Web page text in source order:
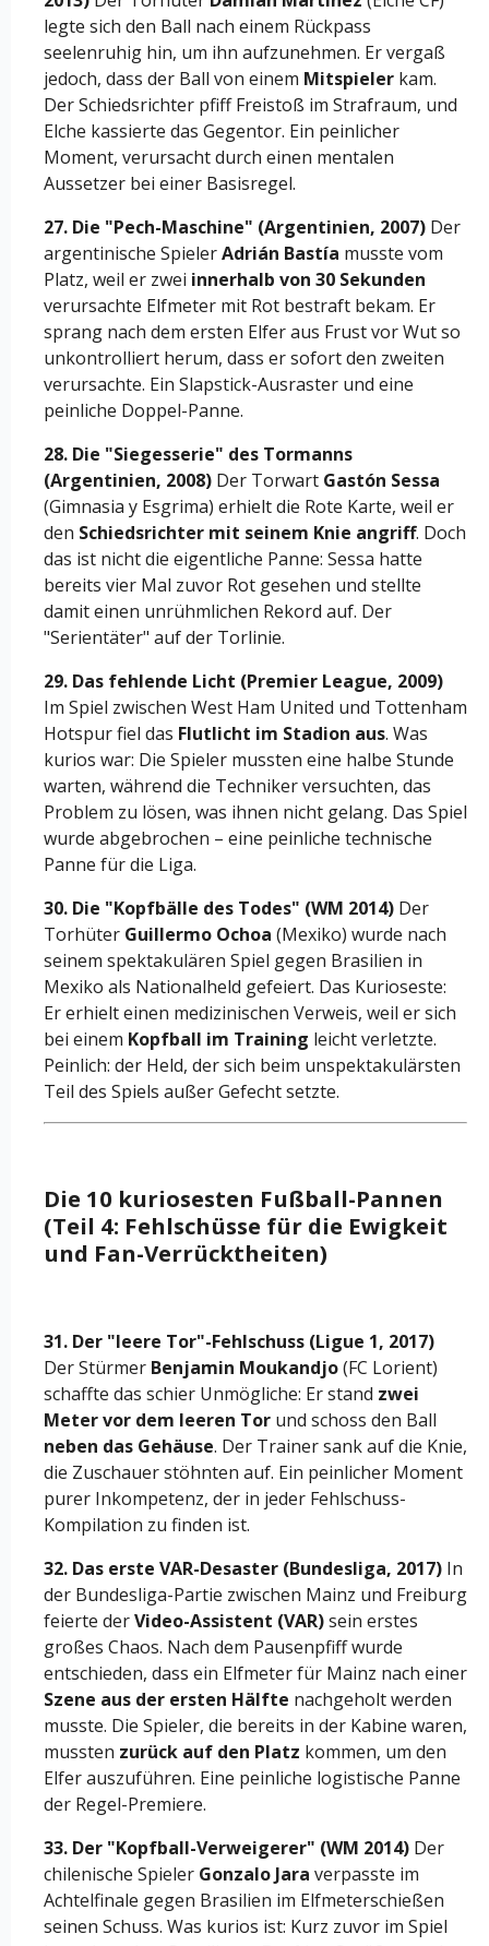
legte sich den Ball nach einem Rückpass
seelenruhig hin, um ihn aufzunehmen. Er vergaß
jedoch, dass der Ball von einem Mitspieler kam.
Der Schiedsrichter pfiff Freistoß im Strafraum, und
Elche kassierte das Gegentor. Ein peinlicher
Moment, verursacht durch einen mentalen
Aussetzer bei einer Basisregel.
27. Die "Pech-Maschine" (Argentinien, 2007) Der
argentinische SpielerAdrián Bastía musste vom
Platz, weil er zwei innerhalb von 30 Sekunden
verursachte Elfmeter mit Rot bestraft bekam. Er
sprang nach dem ersten Elfer aus Frust vor Wut so
unkontrolliert herum, dass er sofort den zweiten
verursachte. Ein Slapstick-Ausraster und eine
peinliche Doppel-Panne.
28. Die "Siegesserie" des Tormanns
(Argentinien, 2008) Der Torwart Gastón Sessa
(Gimnasia y Esgrima) erhielt die Rote Karte, weil er
den Schiedsrichter mit seinem Knie angriff. Doch
das ist nicht die eigentliche Panne: Sessa hatte
bereits vier Mal zuvor Rot gesehen und stellte
damit einen unrühmlichen Rekord auf. Der
"Serientäter" auf der Torlinie.
29. Das fehlende Licht (Premier League, 2009)
Im Spiel zwischen West Ham United und Tottenham
Hotspur fiel das Flutlicht im Stadion aus. Was
kurios war: Die Spieler mussten eine halbe Stunde
warten, während die Techniker versuchten, das
Problem zu lösen, was ihnen nicht gelang. Das Spiel
wurde abgebrochen – eine peinliche technische
Panne für die Liga.
30. Die "Kopfbälle des Todes" (WM 2014) Der
Torhüter Guillermo Ochoa (Mexiko) wurde nach
seinem spektakulären Spiel gegen Brasilien in
Mexiko als Nationalheld gefeiert. Das Kurioseste:
Er erhielt einen medizinischen Verweis, weil er sich
bei einem Kopfball im Training leicht verletzte.
Peinlich: der Held, der sich beim unspektakulärsten
Teil des Spiels außer Gefecht setzte.
Die 10 kuriosesten Fußball-Pannen
(Teil 4: Fehlschüsse für die Ewigkeit
und Fan-Verrücktheiten)
31. Der "leere Tor"-Fehlschuss (Ligue 1, 2017)
Der Stürmer Benjamin Moukandjo(FC Lorient)
schaffte das schier Unmögliche: Er stand zwei
Meter vor dem leeren Tor und schoss den Ball
neben das Gehäuse. Der Trainer sank auf die Knie,
die Zuschauer stöhnten auf. Ein peinlicher Moment
purer Inkompetenz, der in jeder Fehlschuss-
Kompilation zu finden ist.
32. Das erste VAR-Desaster (Bundesliga, 2017) In
der Bundesliga-Partie zwischen Mainz und Freiburg
feierte derVideo-Assistent (VAR)sein erstes
großes Chaos. Nach dem Pausenpfiff wurde
entschieden, dass ein Elfmeter für Mainz nach einer
Szene aus der ersten Hälfte nachgeholt werden
musste. Die Spieler, die bereits in der Kabine waren,
mussten zurück auf den Platz kommen, um den
Elfer auszuführen. Eine peinliche logistische Panne
der Regel-Premiere.
33. Der "Kopfball-Verweigerer" (WM 2014) Der
chilenische Spieler Gonzalo Jara verpasste im
Achtelfinale gegen Brasilien im Elfmeterschießen
seinen Schuss. Was kurios ist: Kurz zuvor im Spiel